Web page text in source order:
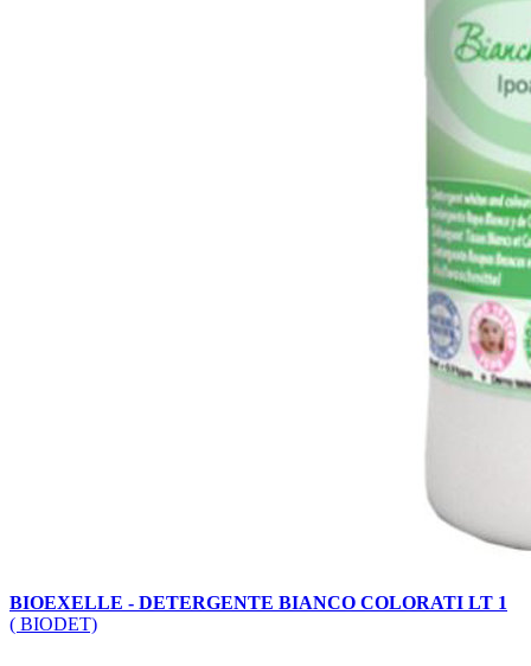
BIOEXELLE - DETERGENTE BIANCO COLORATI LT 1
( BIODET)